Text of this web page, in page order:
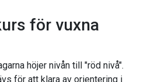
för vuxna
höjer nivån till "röd nivå".
för att klara av orientering i